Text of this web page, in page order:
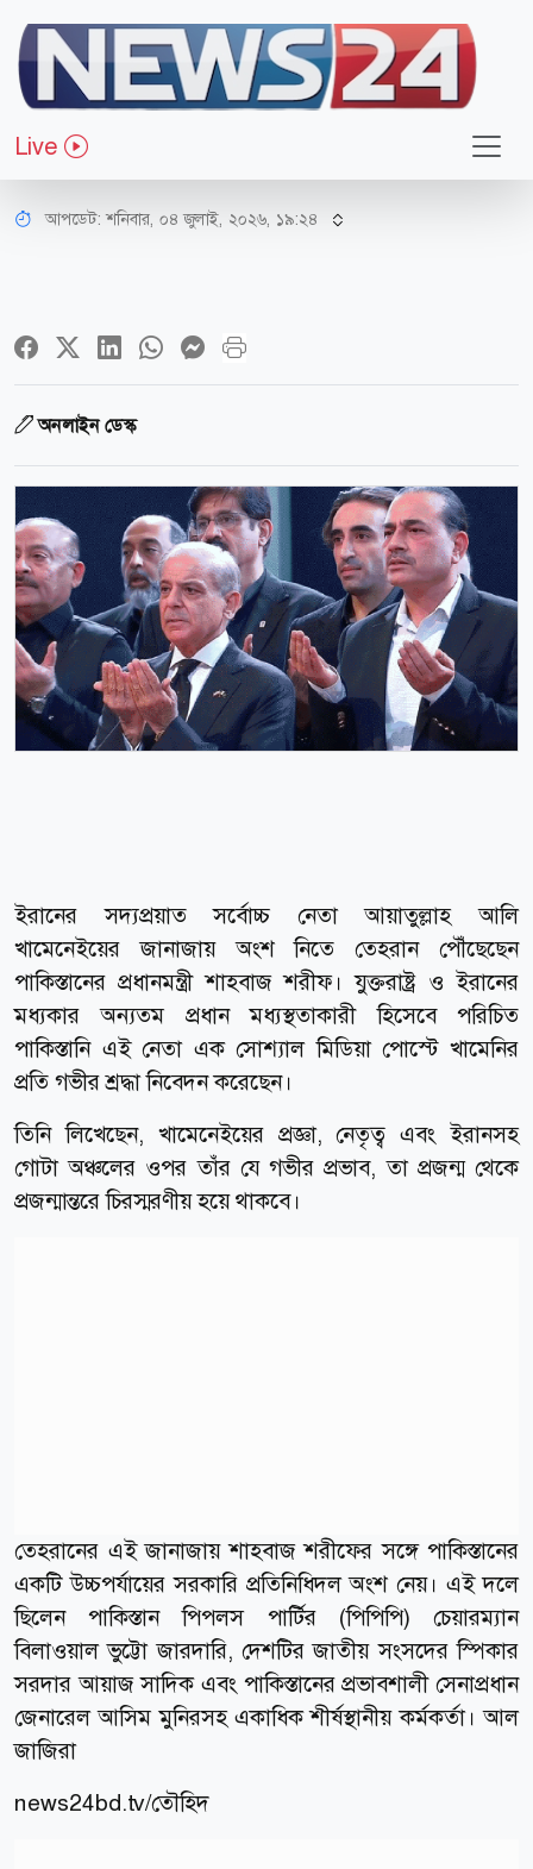
Live
আন্তর্জাতিক
প্রজন্ম থেকে প্রজন্মান্তর মনে রাখবে
খামেনির ইতিহাস: পাক প্রধানমন্ত্রী
আপডেট: শনিবার, ০৪ জুলাই, ২০২৬, ১৯:২৪
অনলাইন ডেস্ক
ইরানের সদ্যপ্রয়াত সর্বোচ্চ নেতা আয়াতুল্লাহ আলি
খামেনেইয়ের জানাজায় অংশ নিতে তেহরান পৌঁছেছেন
পাকিস্তানের প্রধানমন্ত্রী শাহবাজ শরীফ। যুক্তরাষ্ট্র ও ইরানের
মধ্যকার অন্যতম প্রধান মধ্যস্থতাকারী হিসেবে পরিচিত
পাকিস্তানি এই নেতা এক সোশ্যাল মিডিয়া পোস্টে খামেনির
প্রতি গভীর শ্রদ্ধা নিবেদন করেছেন।
তিনি লিখেছেন, খামেনেইয়ের প্রজ্ঞা, নেতৃত্ব এবং ইরানসহ
গোটা অঞ্চলের ওপর তাঁর যে গভীর প্রভাব, তা প্রজন্ম থেকে
প্রজন্মান্তরে চিরস্মরণীয় হয়ে থাকবে।
তেহরানের এই জানাজায় শাহবাজ শরীফের সঙ্গে পাকিস্তানের
একটি উচ্চপর্যায়ের সরকারি প্রতিনিধিদল অংশ নেয়। এই দলে
ছিলেন পাকিস্তান পিপলস পার্টির (পিপিপি) চেয়ারম্যান
বিলাওয়াল ভুট্টো জারদারি, দেশটির জাতীয় সংসদের স্পিকার
সরদার আয়াজ সাদিক এবং পাকিস্তানের প্রভাবশালী সেনাপ্রধান
জেনারেল আসিম মুনিরসহ একাধিক শীর্ষস্থানীয় কর্মকর্তা। আল
জাজিরা
news24bd.tv/তৌহিদ